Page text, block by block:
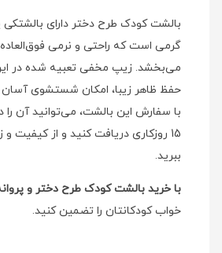
گرمی است که راحتی و نرمی
می‌بخشد. زیپ مخفی تعبیه شده در این
حفظ ظاهر زیبا، امکان شستشوی آسان
15 روزکاری دریافت کنید و از کیفیت
ببرید.
با خرید بالشت کودک طرح دختر و
خواب کودکانتان را تضمین کنید.